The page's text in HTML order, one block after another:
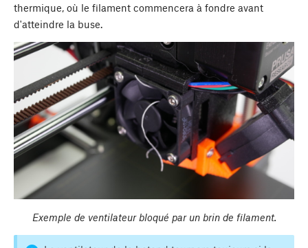
thermique, où le filament commencera à fondre avant
d'atteindre la buse.
Exemple de ventilateur bloqué par un brin de filament.